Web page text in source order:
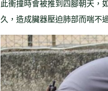
此衝撞時會被推到四腳朝天，
久，造成臟器壓迫肺部而喘不